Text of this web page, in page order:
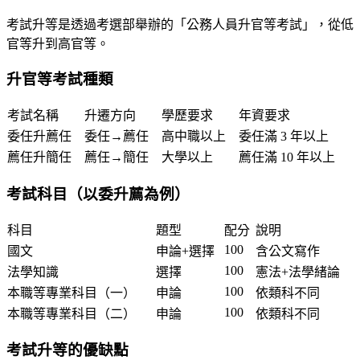
考試升等是透過考選部舉辦的「公務人員升官等考試」，從低
官等升到高官等。
升官等考試種類
考試名稱 升遷方向 學歷要求
年資要求
委任升薦任
委任→薦任 高中職以上
委任滿 3 年以上
薦任升簡任
薦任→簡任 大學以上 薦任滿 10 年以上
考試科目（以委升薦為例）
科目 題型 配分 說明
國文
申論+選擇 100
含公文寫作
法學知識
選擇 100
憲法+法學緒論
本職等專業科目（一）
申論 100
依類科不同
本職等專業科目（二）
申論 100 依類科不同
考試升等的優缺點